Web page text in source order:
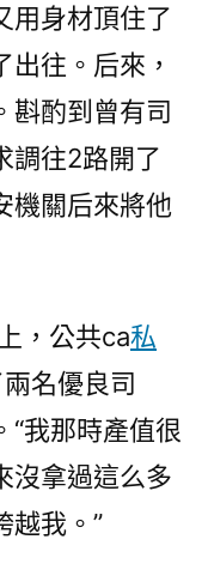
用身材頂住了
往。后來，
斟酌到曾有司
調往2路開了
機關后來將他
，公共ca私
名優良司
“我那時產值很
沒拿過這么多
越我。”